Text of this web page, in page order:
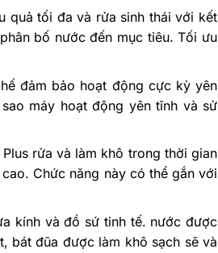
quả tối đa và rửa sinh thái với kết
bố nước đến mục tiêu. Tối ưu
đảm bảo hoạt động cực kỳ yên
máy hoạt động yên tĩnh và sử
Plus rửa và làm khô trong thời gian
Chức năng này có thể gắn với
kính và đồ sứ tinh tế. nước được
bát đũa được làm khô sạch sẽ và